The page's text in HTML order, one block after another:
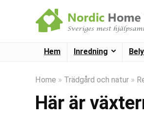
Hem Inredning
Home » Trädgård och natur »
Här är